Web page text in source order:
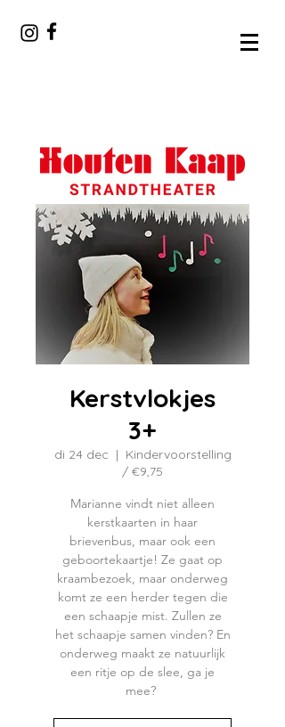
Kerstvlokjes
3+
di 24 dec
  |
Kindervoorstelling
/ €9,75
Marianne vindt niet alleen
kerstkaarten in haar
brievenbus, maar ook een
geboortekaartje! Ze gaat op
kraambezoek, maar onderweg
komt ze een herder tegen die
een schaapje mist. Zullen ze
het schaapje samen vinden? En
onderweg maakt ze natuurlijk
een ritje op de slee, ga je
mee?